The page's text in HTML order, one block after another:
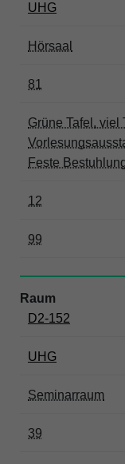
UHG
Hörsaal
81
Grüne Tafel, viel
Feste
12
99
D2-152
UHG
Seminarraum
39